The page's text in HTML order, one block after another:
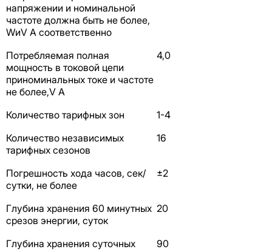
напряжении и номинальной
частоте должна быть не более,
WиV A соответственно
Потребляемая полная
мощность в токовой цепи
приноминальных токе и частоте
не более,V А
4,0
Количество тарифных зон
1-4
Количество независимых
тарифных сезонов
16
Погрешность хода часов, сек/
сутки, не более
±2
Глубина хранения 60 минутных
срезов энергии, суток
20
Глубина хранения суточных
90